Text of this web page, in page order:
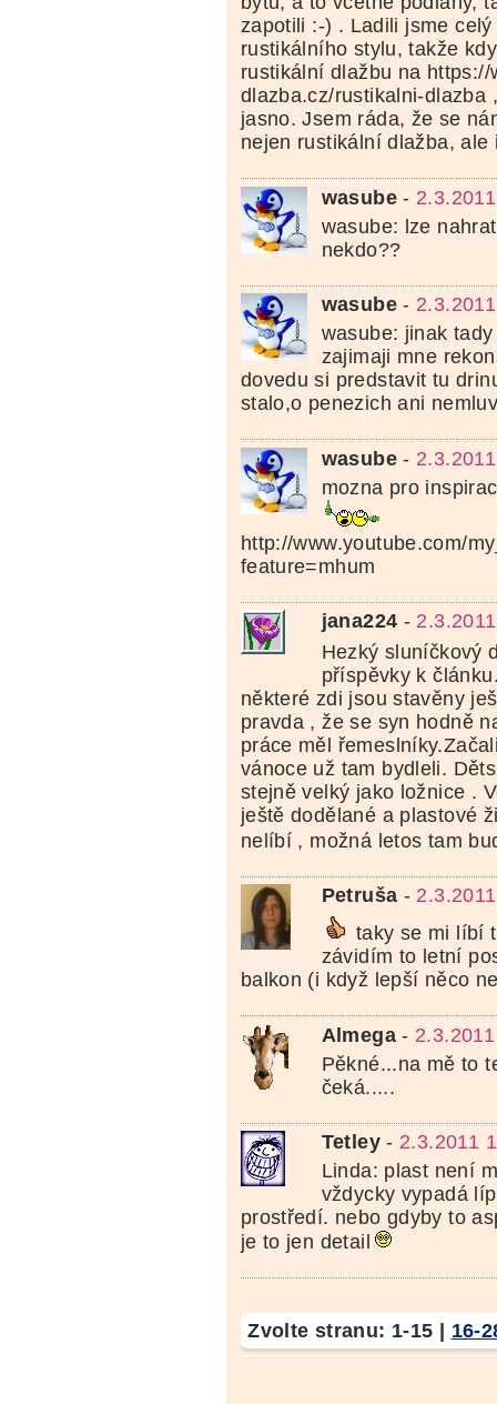
zapotili :-) . Ladili jsme
rustikálního stylu, takže
rustikální dlažbu na https://
dlazba.cz/rustikalni-dlazba
jasno. Jsem ráda, že se
nejen rustikální dlažba,
wasube-
wasube: lze
nekdo??
wasube-
wasube: jinak
zajimaji mne
dovedu si predstavit tu
stalo,o penezich ani
wasube-
mozna pro
http://www.youtube.com/
feature=mhum
jana224 -
Hezký sluníčkový
příspěvky k
některé zdi jsou stavěny
pravda , že se syn hodně
práce měl
vánoce už tam bydleli.
stejně velký jako ložnice .
ještě dodělané a plastové
nelíbí , možná letos tam
Petruša -
taky se mi líbí
závidím to letní
balkon (i když lepší něco
Almega-
Pěkné...na mě to
čeká.....
Tetley- 2.3.2011
Linda: plast není
vždycky vypadá
prostředí. nebo gdyby to
je to jen detail
Zvolte stranu: 1-15 | 16-